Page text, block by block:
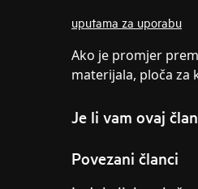
uputama za uporabu
Ako je promjer
materijala, ploča za
Je li vam ovaj
Povezani članci